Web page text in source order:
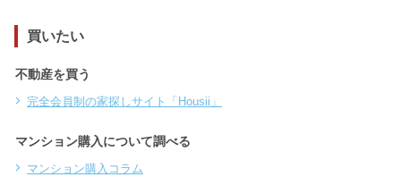
買いたい
不動産を買う
完全会員制の家探しサイト「Housii」
マンション購入について調べる
マンション購入コラム